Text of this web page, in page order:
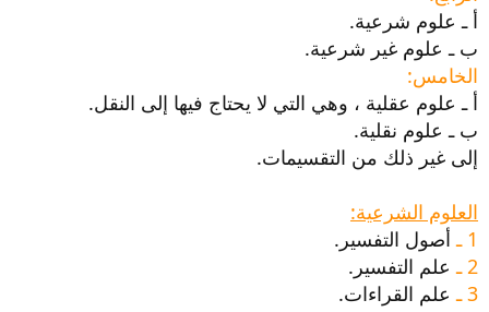
أ ـ علوم شرعية.
ب ـ علوم غير شرعية.
الخامس:
أ ـ علوم عقلية ، وهي التي لا يحتاج فيها إلى النقل.
ب ـ علوم نقلية.
إلى غير ذلك من التقسيمات.
العلوم الشرعية:
1 ـ أصول التفسير.
2 ـ علم التفسير.
3 ـ علم القراءات.